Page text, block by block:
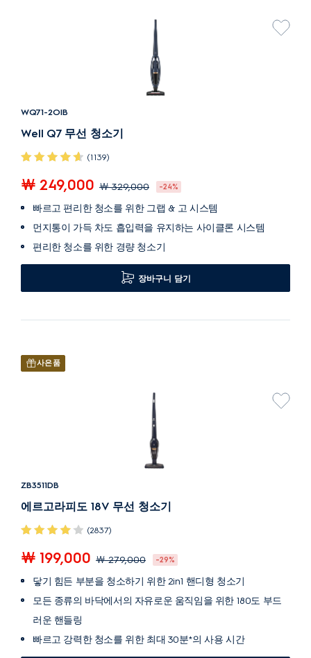
WQ71-2OIB
Well Q7 무선 청소기
(1139)
￦ 249,000 ￦ 329,000 -24%
빠르고 편리한 청소를 위한 그랩 & 고 시스템
먼지통이 가득 차도 흡입력을 유지하는 사이클론 시스템
편리한 청소를 위한 경량 청소기
장바구니 담기
사은품
ZB3511DB
에르고라피도 18V 무선 청소기
(2837)
￦ 199,000 ￦ 279,000 -29%
닿기 힘든 부분을 청소하기 위한 2in1 핸디형 청소기
모든 종류의 바닥에서의 자유로운 움직임을 위한 180도 부드
러운 핸들링
빠르고 강력한 청소를 위한 최대 30분*의 사용 시간